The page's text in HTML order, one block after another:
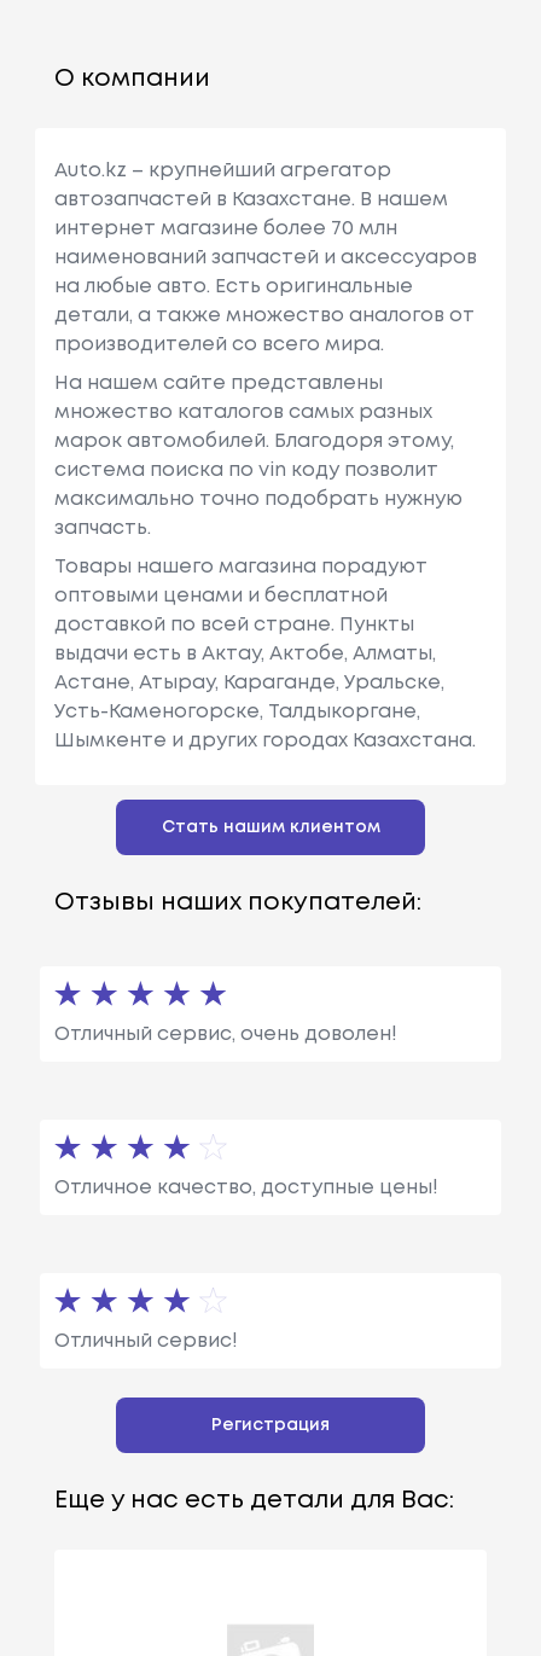
О компании
Auto.kz – крупнейший агрегатор
автозапчастей в Казахстане. В нашем
интернет магазине более 70 млн
наименований запчастей и аксессуаров
на любые авто. Есть оригинальные
детали, а также множество аналогов от
производителей со всего мира.
На нашем сайте представлены
множество каталогов самых разных
марок автомобилей. Благодоря этому,
система поиска по vin коду позволит
максимально точно подобрать нужную
запчасть.
Товары нашего магазина порадуют
оптовыми ценами и бесплатной
доставкой по всей стране. Пункты
выдачи есть в Актау, Актобе, Алматы,
Астане, Атырау, Караганде, Уральске,
Усть-Каменогорске, Талдыкоргане,
Шымкенте и других городах Казахстана.
Стать нашим клиентом
Отзывы наших покупателей:
Отличный сервис, очень доволен!
Отличное качество, доступные цены!
Отличный сервис!
Регистрация
Еще у нас есть детали для Вас: